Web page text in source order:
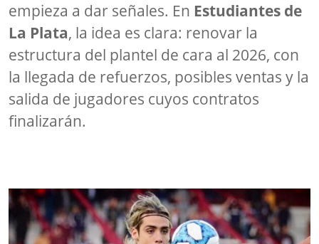
empieza a dar señales. En Estudiantes de
La Plata, la idea es clara: renovar la
estructura del plantel de cara al 2026, con
la llegada de refuerzos, posibles ventas y la
salida de jugadores cuyos contratos
finalizarán.